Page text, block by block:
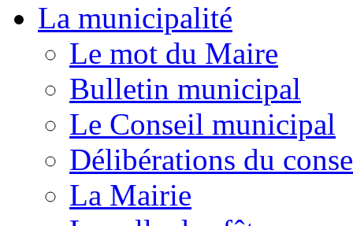
La municipalité
Le mot du Maire
Bulletin municipal
Le Conseil municipal
Délibérations du
La Mairie